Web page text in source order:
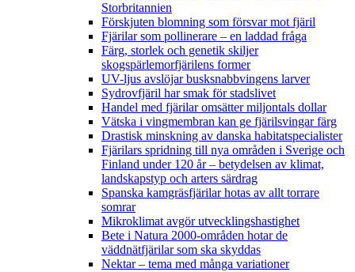
Storbritannien
Förskjuten blomning som försvar mot fjäril
Fjärilar som pollinerare – en laddad fråga
Färg, storlek och genetik skiljer
skogspärlemorfjärilens former
UV-ljus avslöjar busksnabbvingens larver
Sydrovfjäril har smak för stadslivet
Handel med fjärilar omsätter miljontals dollar
Vätska i vingmembran kan ge fjärilsvingar färg
Drastisk minskning av danska habitatspecialister
Fjärilars spridning till nya områden i Sverige och
Finland under 120 år– betydelsen av klimat,
landskapstyp och arters särdrag
Spanska kamgräsfjärilar hotas av allt torrare
somrar
Mikroklimat avgör utvecklingshastighet
Bete i Natura 2000-områden hotar de
väddnätfjärilar som ska skyddas
Nektar – tema med många variationer